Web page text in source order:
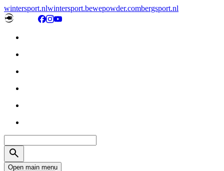
wintersport.nlwintersport.bewepowder.combergsport.nl
Open main menu